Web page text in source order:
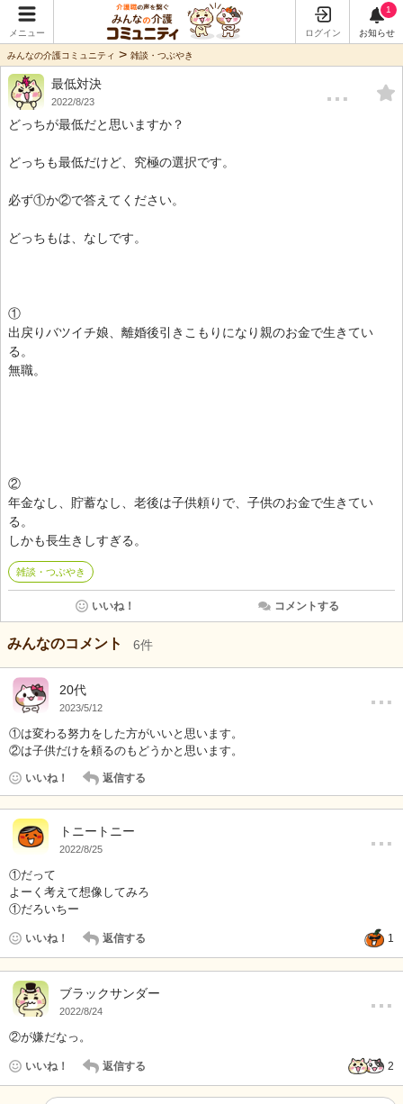
メニュー ログイン
1
お知らせ
みんなの介護コミュニティ > 雑談・つぶやき
最低対決
2022/8/23 …
どっちが最低だと思いますか？
どっちも最低だけど、究極の選択です。
必ず①か②で答えてください。
どっちもは、なしです。
①
出戻りバツイチ娘、離婚後引きこもりになり親のお金で生きてい
る。
無職。
②
年金なし、貯蓄なし、老後は子供頼りで、子供のお金で生きてい
る。
しかも長生きしすぎる。
雑談・つぶやき
いいね！ コメントする
みんなのコメント 6件
20代
2023/5/12 …
①は変わる努力をした方がいいと思います。
②は子供だけを頼るのもどうかと思います。
いいね！ 返信する
トニートニー
2022/8/25 …
①だって
よーく考えて想像してみろ
①だろいちー
いいね！ 返信する 1
ブラックサンダー
2022/8/24 …
②が嫌だなっ。
いいね！ 返信する 2